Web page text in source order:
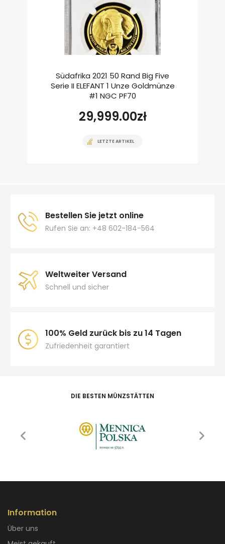
Südafrika 2021 50 Rand Big Five
Serie II ELEFANT 1 Unze Goldmünze
#1 NGC PF70
29,999.00zł
LETZTE ARTIKEL
Bestellen Sie jetzt online
Rufen Sie an: +48 602-184-564
Weltweiter Versand
Schnell und sicher
100% Geld zurück bis zu 14 Tagen
Zufriedenheit garantiert
DIE BESTEN MÜNZSTÄTTEN
Information
Über uns